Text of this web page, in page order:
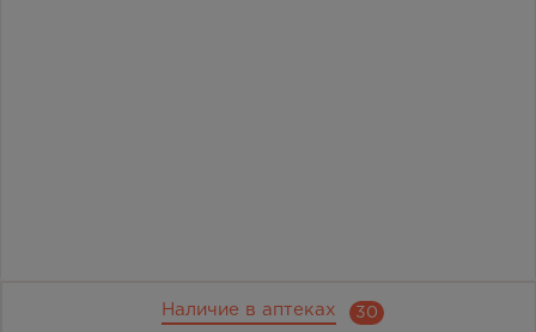
Наличие в аптеках 30